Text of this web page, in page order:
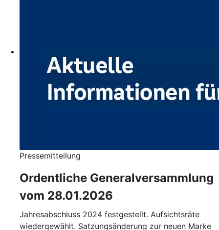
Pressemitteilung
Ordentliche Generalversammlung
vom 28.01.2026
Jahresabschluss 2024 festgestellt. Aufsichtsräte
wiedergewählt. Satzungsänderung zur neuen Marke